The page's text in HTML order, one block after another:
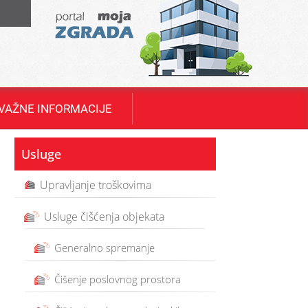
INFORMACIJE
Usluge
Upravljanje troškovima
Usluge čišćenja objekata
Generalno spremanje
Čišenje poslovnog prostora